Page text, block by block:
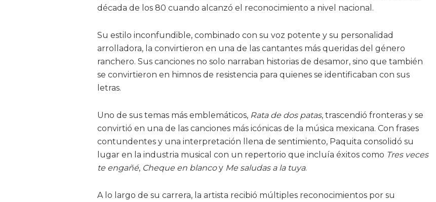
década de los 80 cuando alcanzó el reconocimiento a nivel nacional.
Su estilo inconfundible, combinado con su voz potente y su personalidad
arrolladora, la convirtieron en una de las cantantes más queridas del género
ranchero. Sus canciones no solo narraban historias de desamor, sino que también
se convirtieron en himnos de resistencia para quienes se identificaban con sus
letras.
Uno de sus temas más emblemáticos, Rata de dos patas, trascendió fronteras y se
convirtió en una de las canciones más icónicas de la música mexicana. Con frases
contundentes y una interpretación llena de sentimiento, Paquita consolidó su
lugar en la industria musical con un repertorio que incluía éxitos como Tres veces
te engañé, Cheque en blancoy Me saludas a la tuya.
A lo largo de su carrera, la artista recibió múltiples reconocimientos por su